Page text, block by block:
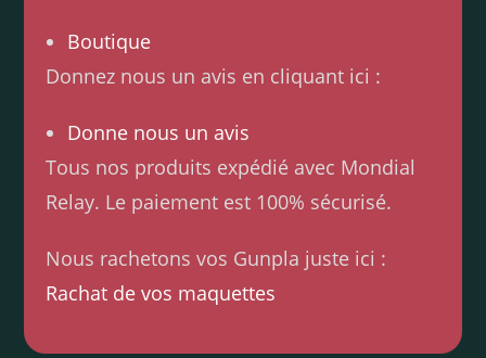
Boutique
Donnez nous un avis en cliquant ici :
Donne nous un avis
Tous nos produits expédié avec Mondial
Relay. Le paiement est 100% sécurisé.
Nous rachetons vos Gunpla juste ici :
Rachat de vos maquettes